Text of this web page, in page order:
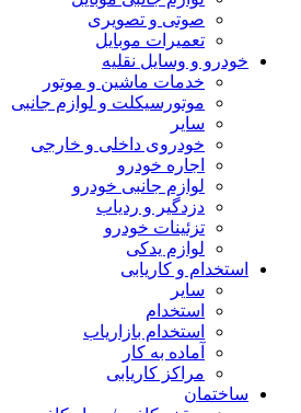
صوتی و تصویری
تعمیرات موبایل
خودرو و وسایل نقلیه
خدمات ماشین و موتور
موتورسیکلت و لوازم جانبی
سایر
خودروی داخلی و خارجی
اجاره خودرو
لوازم جانبی خودرو
دزدگیر و ردیاب
تزئینات خودرو
لوازم یدکی
استخدام و کاریابی
سایر
استخدام
استخدام بازاریاب
آماده به کار
مراکز کاریابی
ساختمان